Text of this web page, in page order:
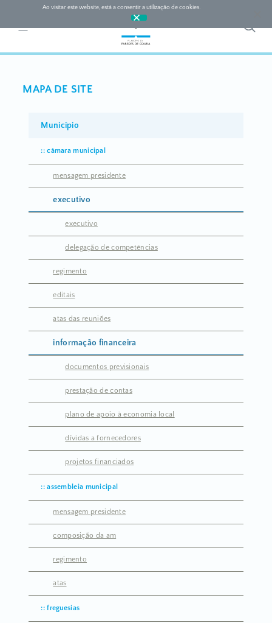
MAPA DE SITE
Município
câmara municipal
mensagem presidente
executivo
executivo
delegação de competências
regimento
editais
atas das reuniões
informação financeira
documentos previsionais
prestação de contas
plano de apoio à economia local
dívidas a fornecedores
projetos financiados
assembleia municipal
mensagem presidente
composição da am
regimento
atas
freguesias
Ao visitar este website, está a consentir a utilização de cookies.
Ok